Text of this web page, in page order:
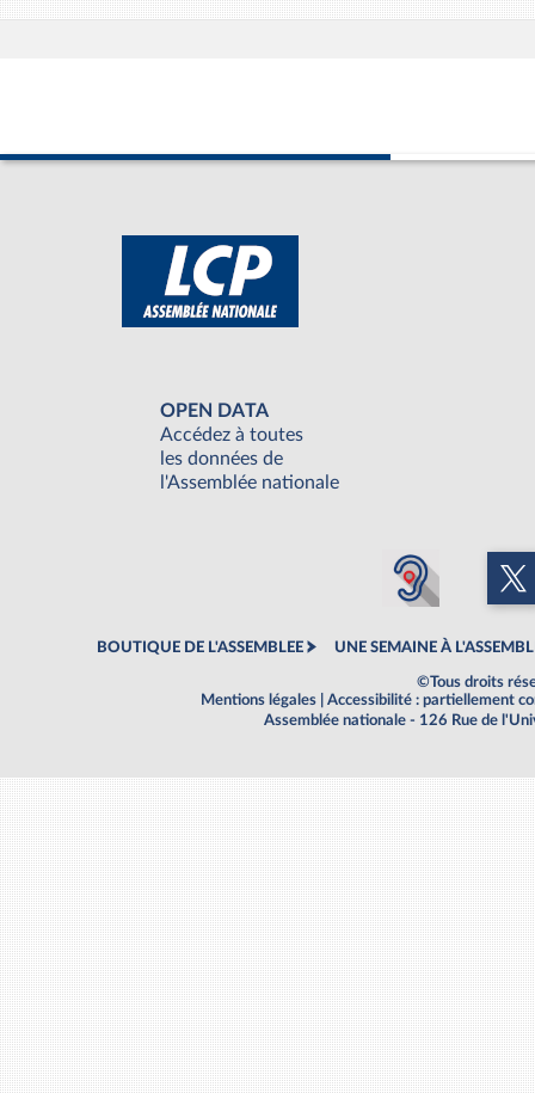
OPEN DATA
Accédez à toutes
les données de
l'Assemblée nationale
BOUTIQUE DE L'ASSEMBLEE UNE SEMAINE À
©Tous droits
Mentions légales
Accessibilité : partiellement
Assemblée nationale - 126 Rue de